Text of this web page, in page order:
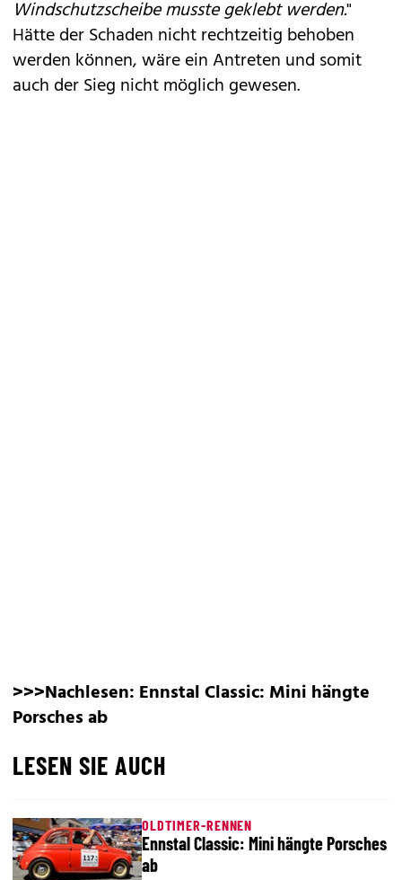
Windschutzscheibe musste geklebt werden."
Hätte der Schaden nicht rechtzeitig behoben
werden können, wäre ein Antreten und somit
auch der Sieg nicht möglich gewesen.
>>>Nachlesen: Ennstal Classic: Mini hängte
Porsches ab
LESEN SIE AUCH
OLDTIMER-RENNEN
Ennstal Classic: Mini hängte Porsches
ab